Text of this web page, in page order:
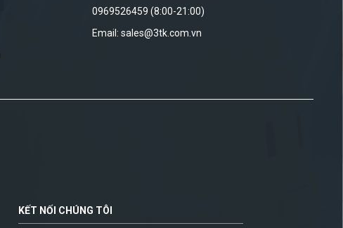
0969526459 (8:00-21:00)
Email: sales@3tk.com.vn
KẾT NỐI CHÚNG TÔI